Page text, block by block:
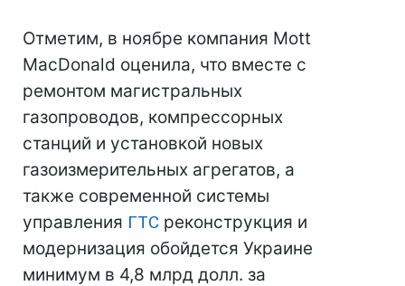
Отметим, в ноябре компания Mott
MacDonald оценила, что вместе с
ремонтом магистральных
газопроводов, компрессорных
станций и установкой новых
газоизмерительных агрегатов, а
также современной системы
управления ГТС реконструкция и
модернизация обойдется Украине
минимум в 4,8 млрд долл. за